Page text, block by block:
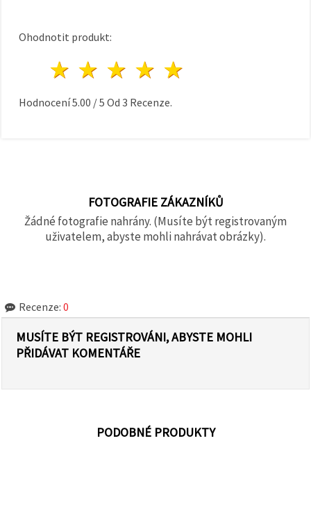
Ohodnotit produkt:
4 hvězdy
3 hvězdy
2 hvězdy
1 hvězda
Hodnocení5.00 /5 Od 3 Recenze.
FOTOGRAFIE ZÁKAZNÍKŮ
Žádné fotografie nahrány. (Musíte být registrovaným
uživatelem, abyste mohli nahrávat obrázky).
Recenze: 0
MUSÍTE BÝT REGISTROVÁNI, ABYSTE MOHLI
PŘIDÁVAT KOMENTÁŘE
PODOBNÉ PRODUKTY